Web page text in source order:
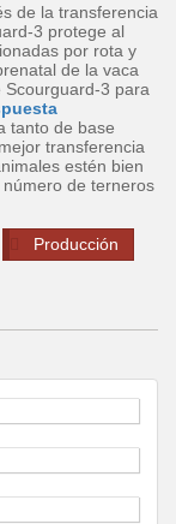
de la transferencia
3 protege al
por rota y
de la vaca
3 para
tanto de base
transferencia
estén bien
de terneros
Producción